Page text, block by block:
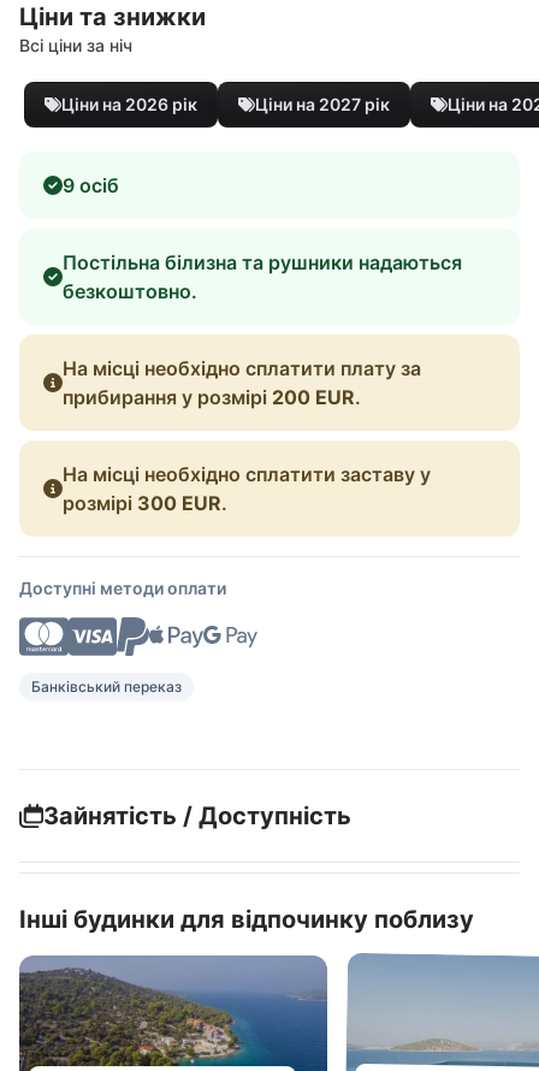
Ціни та знижки
Всі ціни за ніч
Ціни на 2026 рік Ціни на 2027 рік Ціни на
9 осіб
Постільна білизна та рушники надаються
безкоштовно.
На місці необхідно сплатити плату за
прибирання у розмірі 200 EUR.
На місці необхідно сплатити заставу у
розмірі 300 EUR.
Доступні методи оплати
Банківський переказ
Зайнятість / Доступність
Інші будинки для відпочинку поблизу